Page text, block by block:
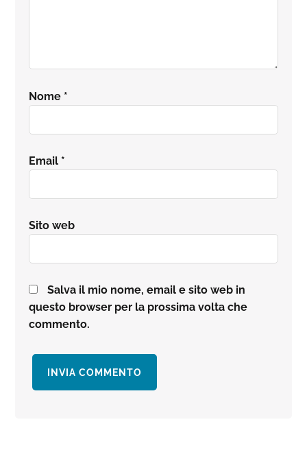
Nome *
Email *
Sito web
Salva il mio nome, email e sito web in
questo browser per la prossima volta che
commento.